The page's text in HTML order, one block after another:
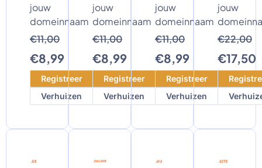
jouw
domeinnaam
€11,00
€8,99
Registreer
Verhuizen
jouw
domeinnaam
€11,00
€8,99
Registreer
Verhuizen
jouw
domeinnaam
€11,00
€8,99
Registreer
Verhuizen
jouw
€22,00
€17,50